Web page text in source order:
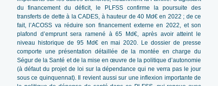
du financement du déficit, le PLFSS confirme la poursuite des
transferts de dette à la CADES, à hauteur de 40 Md€ en 2022 ; de ce
fait, l’ACOSS va réduire son financement externe en 2022, et son
plafond d’emprunt sera ramené à 65 Md€, après avoir atteint le
niveau historique de 95 Md€ en mai 2020. Le dossier de presse
comporte une présentation détaillée de la montée en charge du
Ségur de la Santé et de la mise en œuvre de la politique d’autonomie
(à défaut du projet de loi sur la dépendance qui ne verra pas le jour
sous ce quinquennat). Il revient aussi sur une inflexion importante de